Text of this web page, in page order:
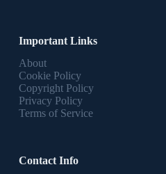
Important Links
About
Cookie Policy
Copyright Policy
Privacy Policy
Terms of Service
Contact Info